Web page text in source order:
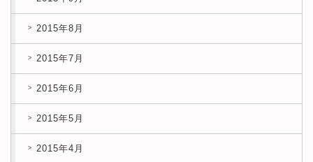
2015年8月
2015年7月
2015年6月
2015年5月
2015年4月